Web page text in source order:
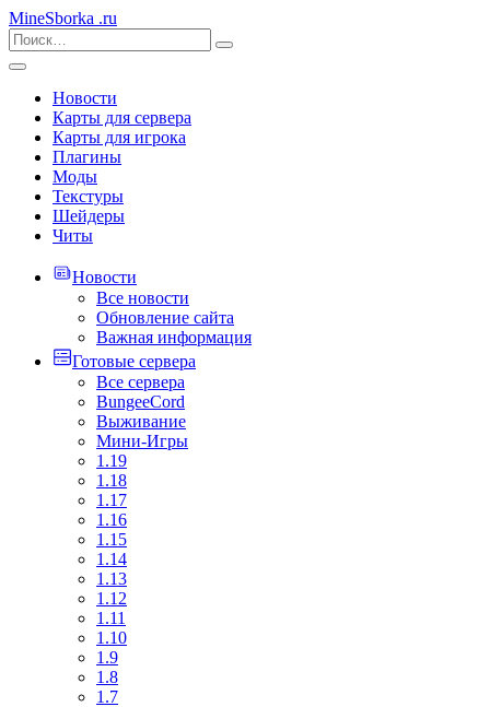
MineSborka .ru
Новости
Карты для сервера
Карты для игрока
Плагины
Моды
Текстуры
Шейдеры
Читы
Новости
Все новости
Обновление сайта
Важная информация
Готовые сервера
Все сервера
BungeeCord
Выживание
Мини-Игры
1.19
1.18
1.17
1.16
1.15
1.14
1.13
1.12
1.11
1.10
1.9
1.8
1.7